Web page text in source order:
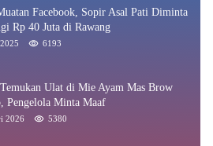
Facebook, Sopir Asal Pati Diminta
Rp 40 Juta di Rawang
6193
Ulat di Mie Ayam Mas Brow
Pengelola Minta Maaf
2026 5380